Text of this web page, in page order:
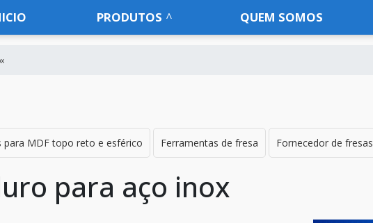
PRODUTOS QUEM SOMOS
para MDF topo reto e esférico Ferramentas de fresa Fornecedor de fresas
para aço inox